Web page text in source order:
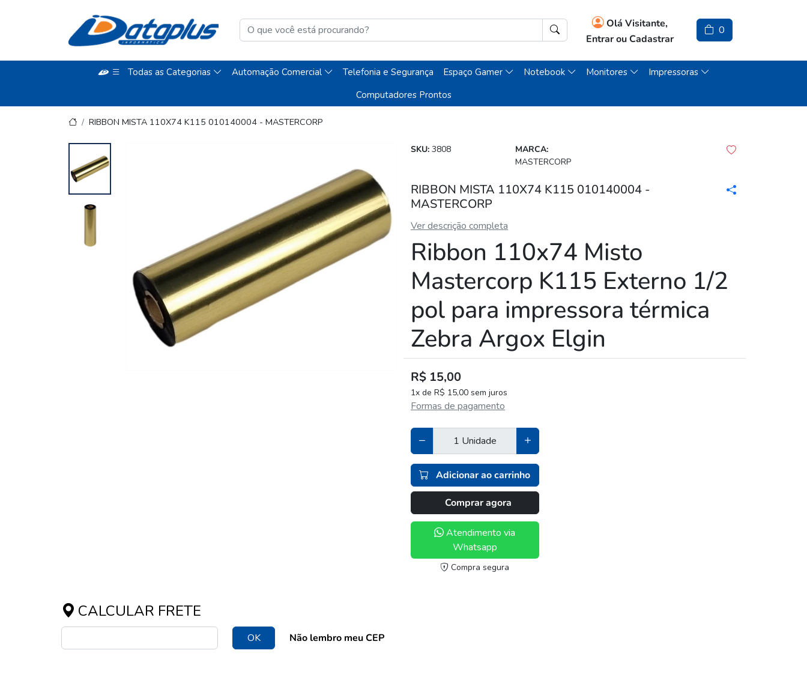
Olá Visitante,
Entrar ou Cadastrar
0
Todas as Categorias Automação Comercial Telefonia e Segurança Espaço Gamer Notebook Monitores
Impressoras
Computadores Prontos
RIBBON MISTA 110X74 K115 010140004 - MASTERCORP
SKU: 3808
MARCA:
MASTERCORP
RIBBON MISTA 110X74 K115 010140004 -
MASTERCORP
Ver descrição completa
Ribbon 110x74 Misto
Mastercorp K115 Externo 1/2
pol para impressora térmica
Zebra Argox Elgin
R$ 15,00
1x de R$ 15,00 sem juros
Formas de pagamento
Adicionar ao carrinho
Comprar agora
Atendimento via
Whatsapp
Compra segura
CALCULAR FRETE
OK Não lembro meu CEP